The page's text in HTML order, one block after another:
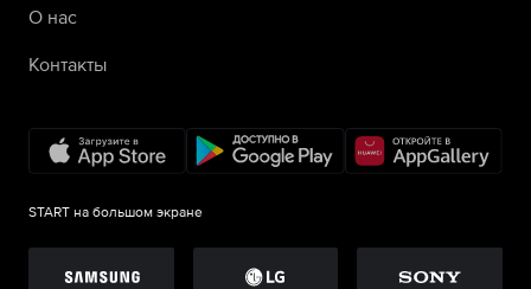
О нас
Контакты
START на большом экране